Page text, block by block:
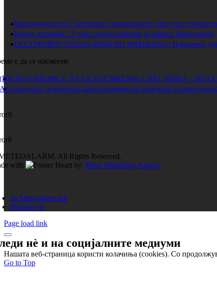
Македонија под Суптропски антициклон, пред нас тропски
Вчера, вторник 23 јуни силно невреме ја зафати Македонија
ЕКСТРЕМНО ТОПОЛ БРАН ВО ФРАНЦИЈА: Измерени дури
е да се насмееме
ВРЕМЕ Е ДА СЕ НАСМЕЕМЕ: СНЕГ ШИБА –
телевизија давала временска прогноза на
All Rights Reserved.
with
by Æther Marketing Agency
За Meteoalarm.mk
Импресум
Page load link
нѐ и насоцијалните медиуми
Нашата веб-страница користи колачиња (cookies). Со
Go to Top